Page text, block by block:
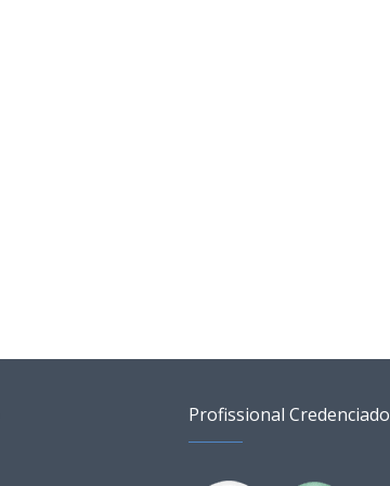
Profissional Credenciado